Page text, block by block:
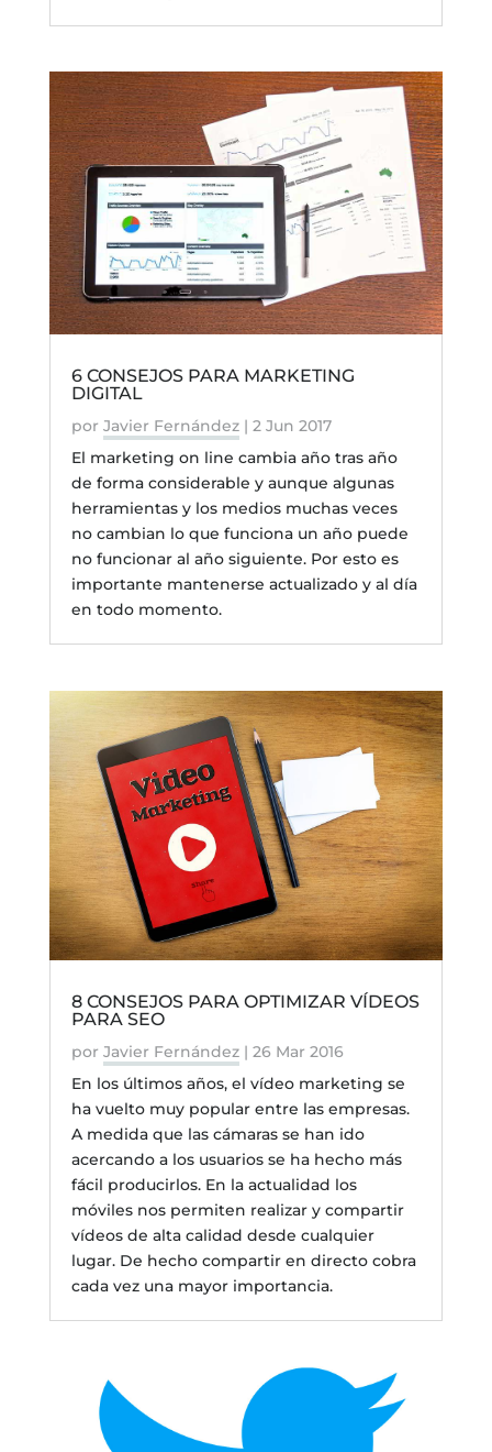
6 CONSEJOS PARA MARKETING
DIGITAL
por Javier Fernández| 2 Jun 2017
El marketing on line cambia año tras año
de forma considerable y aunque algunas
herramientas y los medios muchas veces
no cambian lo que funciona un año puede
no funcionar al año siguiente. Por esto es
importante mantenerse actualizado y al día
en todo momento.
8 CONSEJOS PARA OPTIMIZAR VÍDEOS
PARA SEO
por Javier Fernández| 26 Mar 2016
En los últimos años, el vídeo marketing se
ha vuelto muy popular entre las empresas.
A medida que las cámaras se han ido
acercando a los usuarios se ha hecho más
fácil producirlos. En la actualidad los
móviles nos permiten realizar y compartir
vídeos de alta calidad desde cualquier
lugar. De hecho compartir en directo cobra
cada vez una mayor importancia.